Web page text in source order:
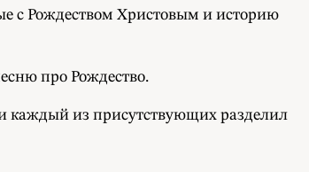
с Рождеством Христовым и историю
про Рождество.
каждый из присутствующих разделил